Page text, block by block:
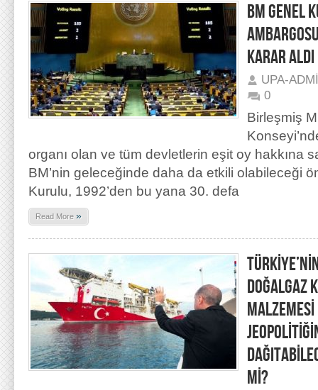
BM GENEL
KARAR ALDI
UPA-
0
Birleşmiş
organı olan ve tüm devletlerin eşit oy hakkına
BM’nin geleceğinde daha da etkili olabileceği
Kurulu, 1992’den bu yana 30. defa
Read More »
DOĞALGAZ
Mİ?